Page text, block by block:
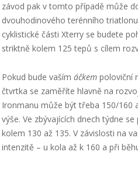
závod pak v tomto případě může
dvouhodinového terénního
cyklistické části Xterry se budete
striktně kolem 125 tepů s cílem
Pokud bude vaším áčkem poloviční
čtvrtka se zaměříte hlavně na
Ironmanu může být třeba 150/160
výše. Ve zbývajících dnech týdne
kolem 130 až 135. V závislosti na
intenzitě – u kola až k 160 a při